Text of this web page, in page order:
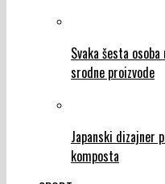
Svaka šesta
srodne proizvode
Japanski dizajner
komposta